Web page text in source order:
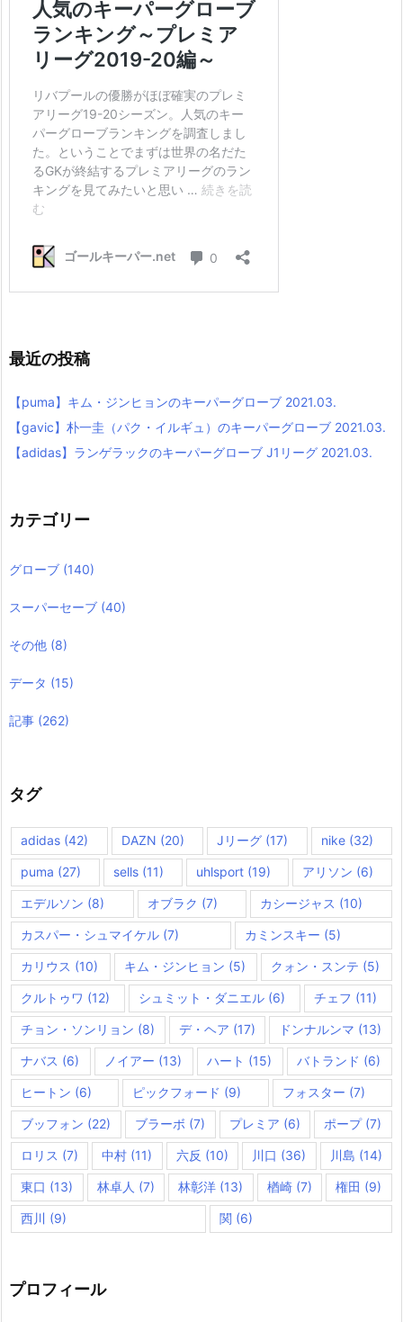
最近の投稿
【puma】キム・ジンヒョンのキーパーグローブ 2021.03.
【gavic】朴一圭（パク・イルギュ）のキーパーグローブ 2021.03.
【adidas】ランゲラックのキーパーグローブ J1リーグ 2021.03.
カテゴリー
グローブ (140)
スーパーセーブ (40)
その他 (8)
データ (15)
記事 (262)
タグ
adidas (42) DAZN (20) Jリーグ (17) nike(32)
puma (27) sells(11) uhlsport(19) アリソン (6)
エデルソン (8) オブラク (7) カシージャス (10)
カスパー・シュマイケル (7) カミンスキー (5)
カリウス (10) キム・ジンヒョン (5) クォン・スンテ (5)
クルトゥワ (12) シュミット・ダニエル (6) チェフ (11)
チョン・ソンリョン (8) デ・ヘア (17) ドンナルンマ (13)
ナバス (6) ノイアー (13) ハート (15) バトランド (6)
ヒートン (6) ピックフォード (9) フォスター (7)
ブッフォン (22) ブラーボ (7) プレミア (6) ポープ(7)
ロリス (7) 中村 (11) 六反 (10) 川口 (36) 川島 (14)
東口 (13) 林卓人 (7) 林彰洋 (13) 楢崎(7) 権田 (9)
西川 (9) 関 (6)
プロフィール